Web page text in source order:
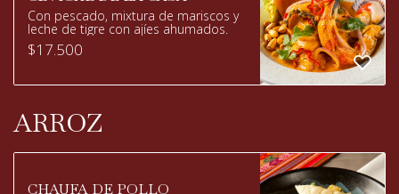
Con pescado, mixtura de mariscos y
leche de tigre con ajíes ahumados.
$17.500
ARROZ
CHAUFA DE POLLO